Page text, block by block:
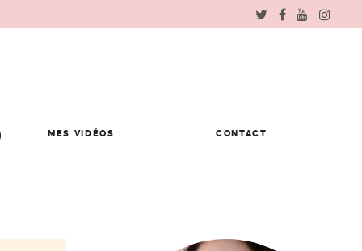
MES VIDÉOS CONTACT